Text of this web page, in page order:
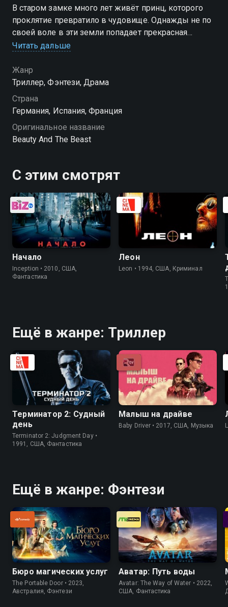
В старом замке много лет живёт принц, которого
проклятие превратило в чудовище. Однажды не по
своей воле в эти земли попадает прекрасная
девушка, и она может снять колдовские чары, если
Читать дальше
Жанр
Триллер, Фэнтези, Драма
Страна
Германия, Испания, Франция
Оригинальное название
Beauty And The Beast
С этим смотрят
Начало
Inception • 2010, США,
Фантастика
Леон
Leon • 1994, США, Криминал
Ещё в жанре: Триллер
Терминатор 2: Судный
день
Terminator 2: Judgment Day •
1991, США, Фантастика
Малыш на драйве
Baby Driver • 2017, США, Музыка
Ещё в жанре: Фэнтези
Бюро магических услуг
The Portable Door • 2023,
Австралия, Фэнтези
Аватар: Путь воды
Avatar: The Way of Water • 2022,
США, Фантастика